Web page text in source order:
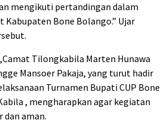
mengikuti pertandingan dalam
Kabupaten Bone Bolango.” Ujar
Tilongkabila Marten Hunawa
Mansoer Pakaja, yang turut hadir
Turnamen Bupati CUP Bone
, mengharapkan agar kegiatan
aman.